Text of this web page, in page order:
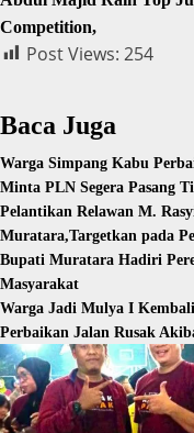
Competition,
Post Views: 254
Baca Juga
Warga Simpang Kabu
Minta PLN Segera Pasang
Pelantikan Relawan M.
Muratara,Targetkan pada
Bupati Muratara Hadiri
Masyarakat
Warga Jadi Mulya I
Perbaikan Jalan Rusak